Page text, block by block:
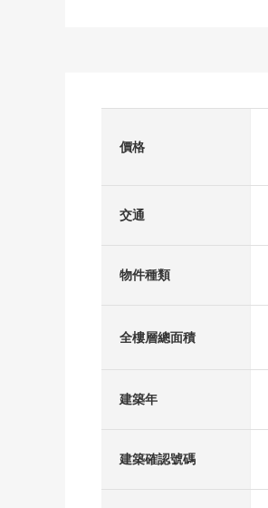
價格
交通
物件種類
全樓層總面積
建築年
建築確認號碼